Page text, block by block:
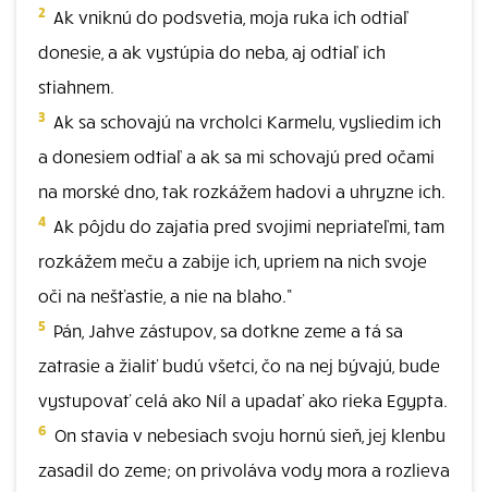
2 Ak vniknú do podsvetia, moja ruka ich odtiaľ
donesie, a ak vystúpia do neba, aj odtiaľ ich
stiahnem.
3 Ak sa schovajú na vrcholci Karmelu, vysliedim ich
a donesiem odtiaľ a ak sa mi schovajú pred očami
na morské dno, tak rozkážem hadovi a uhryzne ich.
4 Ak pôjdu do zajatia pred svojimi nepriateľmi, tam
rozkážem meču a zabije ich, upriem na nich svoje
oči na nešťastie, a nie na blaho."
5 Pán, Jahve zástupov, sa dotkne zeme a tá sa
zatrasie a žialiť budú všetci, čo na nej bývajú, bude
vystupovať celá ako Níl a upadať ako rieka Egypta.
6 On stavia v nebesiach svoju hornú sieň, jej klenbu
zasadil do zeme; on privoláva vody mora a rozlieva